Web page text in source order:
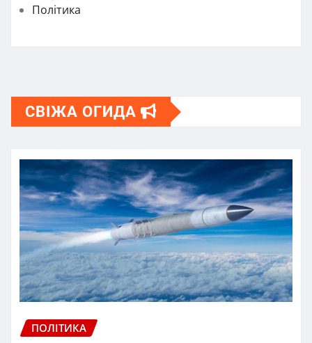
Політика
СВІЖА ОГИДА
ПОЛІТИКА